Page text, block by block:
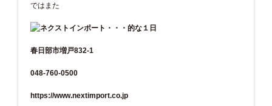
ではまた
春日部市増戸832-1
048-760-0500
https://www.nextimport.co.jp